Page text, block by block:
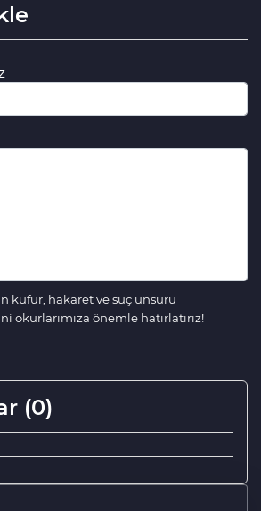
küfür, hakaret ve suç unsuru
okurlarımıza önemle hatırlatırız!
(0)